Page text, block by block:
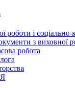
роботи і соціально-
з виховної
робота